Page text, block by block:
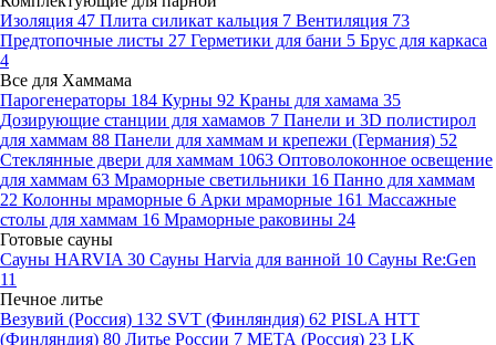
Изоляция 47 Плита силикат кальция 7 Вентиляция 73
Предтопочные листы 27 Герметики для бани 5 Брус для каркаса
4
Все для Хаммама
Парогенераторы 184 Курны 92 Краны для хамама 35
Дозирующие станции для хамамов 7 Панели и 3D полистирол
для хаммам 88 Панели для хаммам и крепежи (Германия) 52
Стеклянные двери для хаммам 1063 Оптоволоконное освещение
для хаммам 63 Мраморные светильники 16 Панно для хаммам
22 Колонны мраморные 6 Арки мраморные 161 Массажные
столы для хаммам 16 Мраморные раковины 24
Готовые сауны
Сауны HARVIA 30 Сауны Harvia для ванной 10 Сауны Re:Gen
11
Печное литье
Везувий (Россия) 132 SVT (Финляндия) 62 PISLA HTT
(Финляндия) 80 Литье России 7 МЕТА (Россия) 23 LK